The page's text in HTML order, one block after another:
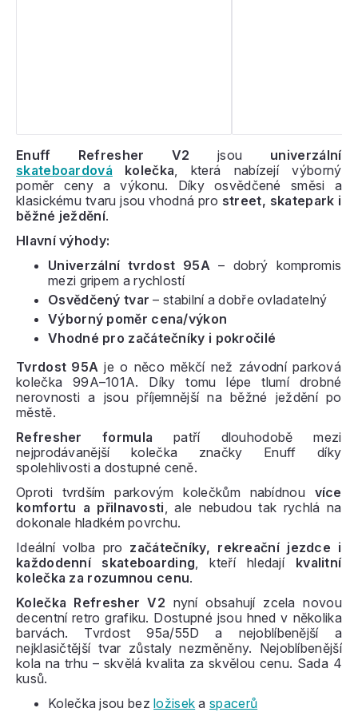
Enuff Refresher V2 jsou univerzální
skateboardová kolečka, která nabízejí výborný
poměr ceny a výkonu. Díky osvědčené směsi a
klasickému tvaru jsou vhodná pro street, skatepark i
běžné ježdění.
Hlavní výhody:
Univerzální tvrdost 95A– dobrý kompromis
mezi gripem a rychlostí
Osvědčený tvar – stabilní a dobře ovladatelný
Výborný poměr cena/výkon
Vhodné pro začátečníky i pokročilé
Tvrdost 95A je o něco měkčí než závodní parková
kolečka 99A–101A. Díky tomu lépe tlumí drobné
nerovnosti a jsou příjemnější na běžné ježdění po
městě.
Refresher formula patří dlouhodobě mezi
nejprodávanější kolečka značky Enuff díky
spolehlivosti a dostupné ceně.
Oproti tvrdším parkovým kolečkům nabídnou více
komfortu a přilnavosti, ale nebudou tak rychlá na
dokonale hladkém povrchu.
Ideální volba pro začátečníky, rekreační jezdce i
každodenní skateboarding, kteří hledají kvalitní
kolečka za rozumnou cenu.
Kolečka Refresher V2 nyní obsahují zcela novou
decentní retro grafiku. Dostupné jsou hned v několika
barvách. Tvrdost 95a/55D a nejoblíbenější a
nejklasičtější tvar zůstaly nezměněny. Nejoblíbenější
kola na trhu – skvělá kvalita za skvělou cenu. Sada 4
kusů.
Kolečka jsou bezložisek aspacerů